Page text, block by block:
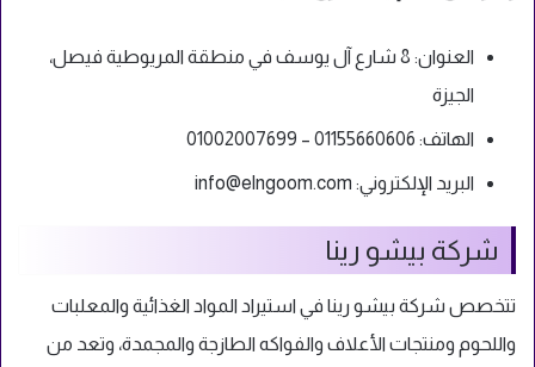
العنوان: 8 شارع آل يوسف في منطقة المريوطية فيصل،
الجيزة
الهاتف: 01155660606 – 01002007699
البريد الإلكتروني: info@elngoom.com
شركة بيشو رينا
تتخصص شركة بيشو رينا في استيراد المواد الغذائية والمعلبات
واللحوم ومنتجات الأعلاف والفواكه الطازجة والمجمدة، وتعد من